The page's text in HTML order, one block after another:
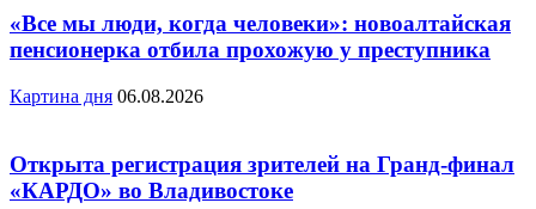
«Все мы люди, когда человеки»: новоалтайская
пенсионерка отбила прохожую у преступника
Картина дня 06.08.2026
Открыта регистрация зрителей на Гранд-финал
«КАРДО» во Владивостоке